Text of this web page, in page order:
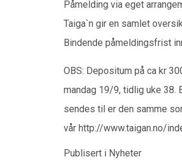
Påmelding via eget
Taiga`n gir en samlet
Bindende påmeldingsfrist
OBS: Depositum på ca kr
mandag 19/9, tidlig uke 38.
sendes til er den samme
vår http://www.taigan.no/
Publisert i Nyheter